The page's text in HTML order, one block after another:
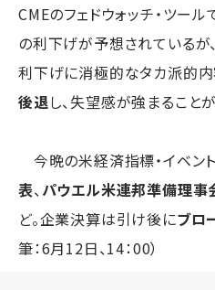
CMEのフェドウォッチ・ツー
の利下げが予想されているが
利下げに消極的なタカ派的内
後退し、失望感が強まること
今晩の米経済指標・イベン
表、 パウエル米連邦準備理事
ど。企業決算は引け後にブロ
筆：6月12日、14：00）